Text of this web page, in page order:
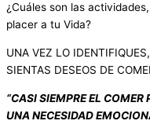
¿Cuáles son las
placer a tu Vida?
UNA VEZ LO
SIENTAS DESEOS DE
“CASI SIEMPRE EL COMER
UNA NECESIDAD